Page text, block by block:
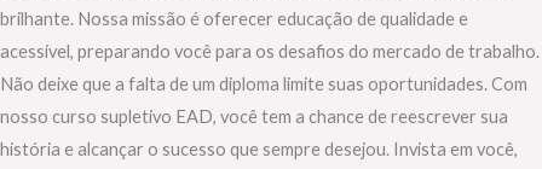
brilhante. Nossa missão é oferecer educação de qualidade e
acessível, preparando você para os desafios do mercado de trabalho.
Não deixe que a falta de um diploma limite suas oportunidades. Com
nosso curso supletivo EAD, você tem a chance de reescrever sua
história e alcançar o sucesso que sempre desejou. Invista em você,